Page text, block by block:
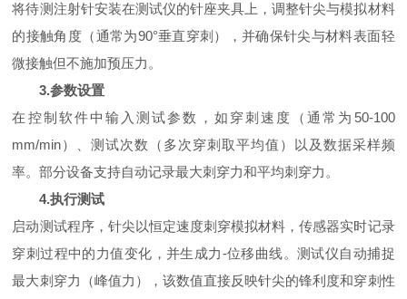
将待测注射针安装在测试仪的针座夹具上，调整针尖与模拟材料
的接触角度（通常为90°垂直穿刺），并确保针尖与材料表面轻
微接触但不施加预压力。
3.参数设置
在控制软件中输入测试参数，如穿刺速度（通常为50-100
mm/min）、测试次数（多次穿刺取平均值）以及数据采样频
率。部分设备支持自动记录最大刺穿力和平均刺穿力。
4.执行测试
启动测试程序，针尖以恒定速度刺穿模拟材料，传感器实时记录
穿刺过程中的力值变化，并生成力-位移曲线。测试仪自动捕捉
最大刺穿力（峰值力），该数值直接反映针尖的锋利度和穿刺性